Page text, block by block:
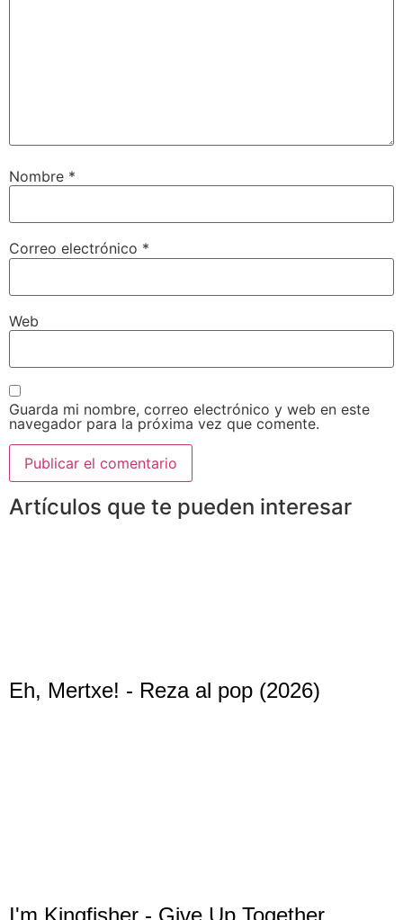
Nombre *
Correo electrónico *
Web
Guarda mi nombre, correo electrónico y web en este
navegador para la próxima vez que comente.
Artículos que te pueden interesar
Eh, Mertxe! - Reza al pop (2026)